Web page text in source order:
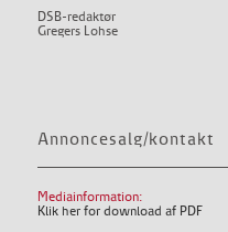
DSB-redaktør
Gregers Lohse
Annoncesalg/kontakt
Mediainformation:
Klik her for download af PDF